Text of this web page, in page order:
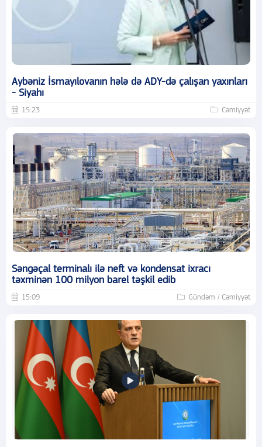
Aybəniz İsmayılovanın hələ də ADY-də çalışan yaxınları
- Siyahı
15:23 Cəmiyyət
Səngəçal terminalı ilə neft və kondensat ixracı
təxminən 100 milyon barel təşkil edib
15:09 Gündəm / Cəmiyyət